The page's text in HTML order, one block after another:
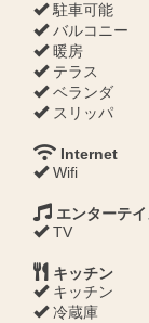
駐車可能
バルコニー
暖房
テラス
ベランダ
スリッパ
Internet
Wifi
エンターテイ
TV
キッチン
キッチン
冷蔵庫